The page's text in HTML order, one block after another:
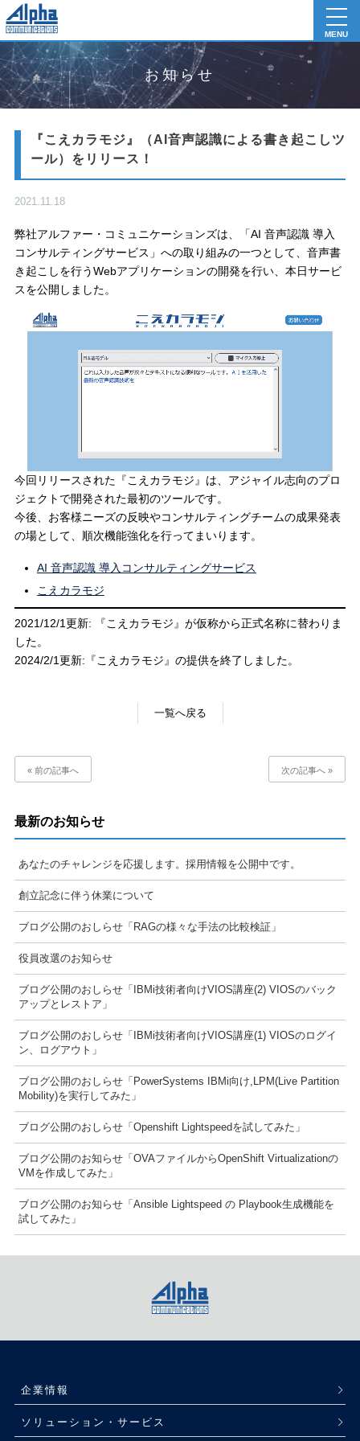
MENU
お知らせ
『こえカラモジ』（AI音声認識による書き起こしツ
ール）をリリース！
2021.11.18
弊社アルファー・コミュニケーションズは、「AI 音声認識 導入
コンサルティングサービス」への取り組みの一つとして、音声書
き起こしを行うWebアプリケーションの開発を行い、本日サービ
スを公開しました。
今回リリースされた『こえカラモジ』は、アジャイル志向のプロ
ジェクトで開発された最初のツールです。
今後、お客様ニーズの反映やコンサルティングチームの成果発表
の場として、順次機能強化を行ってまいります。
AI 音声認識 導入コンサルティングサービス
こえカラモジ
2021/12/1更新: 『こえカラモジ』が仮称から正式名称に替わりま
した。
2024/2/1更新:『こえカラモジ』の提供を終了しました。
一覧へ戻る
« 前の記事へ 次の記事へ »
最新のお知らせ
あなたのチャレンジを応援します。採用情報を公開中です。
創立記念に伴う休業について
ブログ公開のおしらせ「RAGの様々な手法の比較検証」
役員改選のお知らせ
ブログ公開のおしらせ「IBMi技術者向けVIOS講座(2) VIOSのバック
アップとレストア」
ブログ公開のおしらせ「IBMi技術者向けVIOS講座(1) VIOSのログイ
ン、ログアウト」
ブログ公開のおしらせ「PowerSystems IBMi向け,LPM(Live Partition
Mobility)を実行してみた」
ブログ公開のおしらせ「Openshift Lightspeedを試してみた」
ブログ公開のお知らせ「OVAファイルからOpenShift Virtualizationの
VMを作成してみた」
ブログ公開のお知らせ「Ansible Lightspeed の Playbook生成機能を
試してみた」
企業情報
ソリューション・サービス